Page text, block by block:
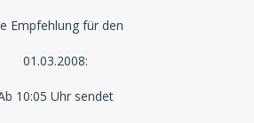
Empfehlung für den
01.03.2008:
10:05 Uhr sendet